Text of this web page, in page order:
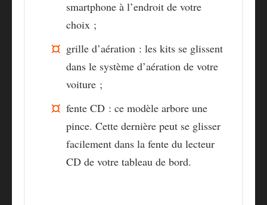
smartphone à l’endroit de votre
choix ;
grille d’aération : les kits se glissent
dans le système d’aération de votre
voiture ;
fente CD : ce modèle arbore une
pince. Cette dernière peut se glisser
facilement dans la fente du lecteur
CD de votre tableau de bord.